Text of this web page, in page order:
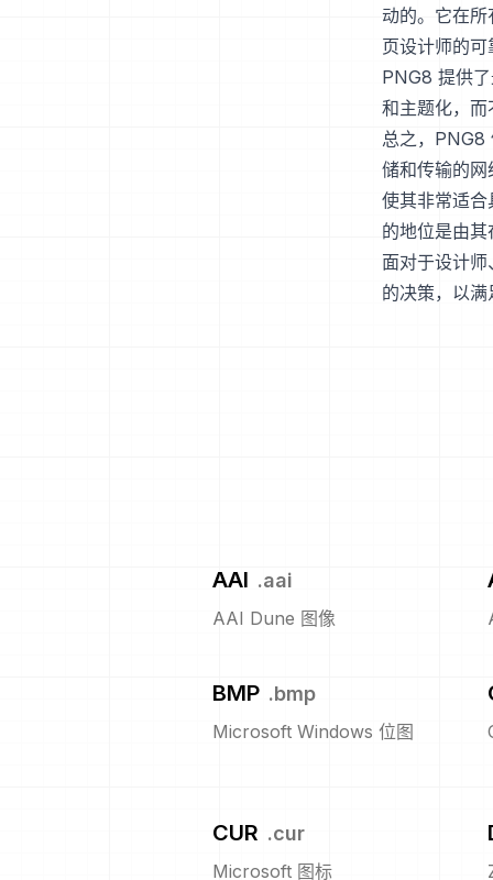
动的。它在
页设计师的
PNG8 提供
和主题化，
总之，PNG8
储和传输的
使其非常适
的地位是由
面对于设计
的决策，以
AAI .aai
AAI Dune 图像
BMP .bmp
Microsoft Windows 位图
CUR .cur
Microsoft 图标